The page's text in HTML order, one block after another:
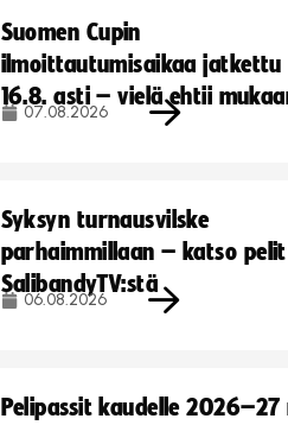
Suomen Cupin
ilmoittautumisaikaa jatkettu
16.8. asti – vielä ehtii
07.08.2026
Syksyn turnausvilske
parhaimmillaan – katso pelit
SalibandyTV:stä
06.08.2026
Pelipassit kaudelle